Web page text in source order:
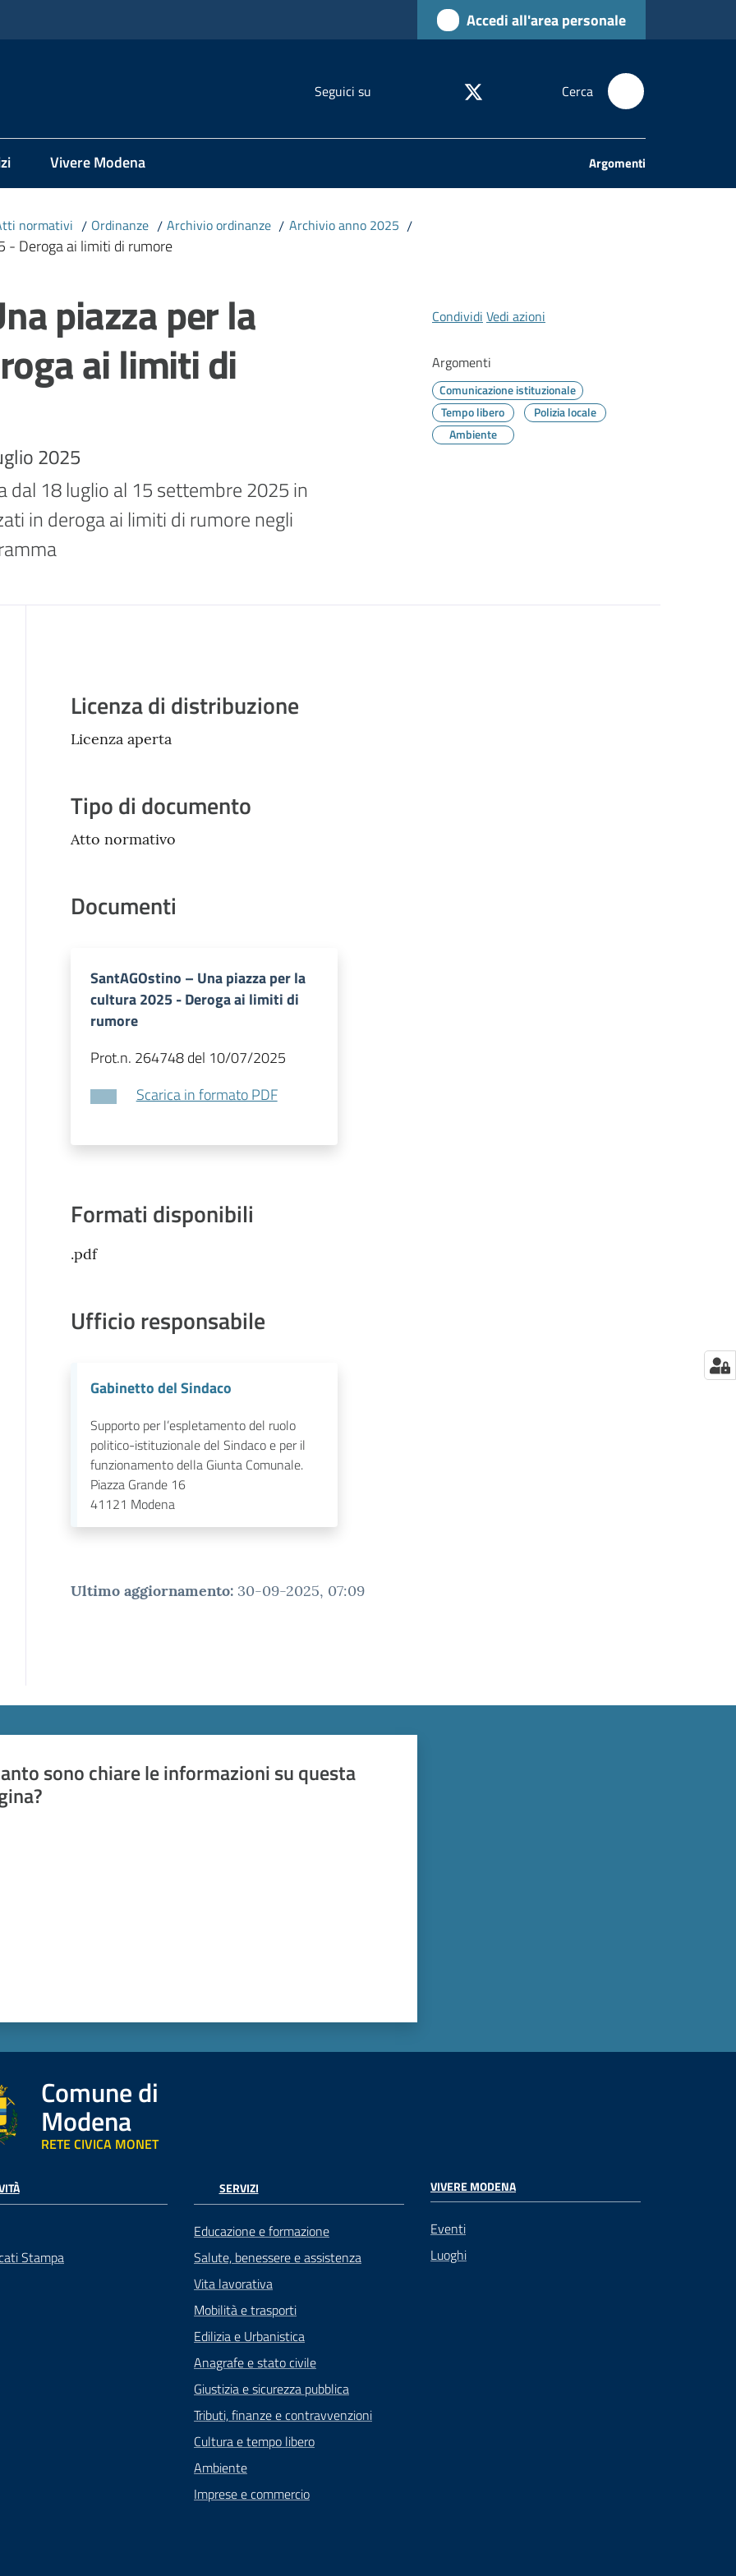
Accedi all'area personale
Seguici su Cerca
Vivere Modena Argomenti
normativi / Ordinanze / Archivio ordinanze / Archivio anno 2025 /
- Deroga ai limiti di rumore
piazza per la
ai limiti di
2025
dal 18 luglio al 15 settembre 2025 in
in deroga ai limiti di rumore negli
Condividi Vedi azioni
Argomenti
Comunicazione istituzionale
Tempo libero
Polizia locale
Ambiente
Descrizione
Licenza di distribuzione
Licenza aperta
Tipo di documento
Atto normativo
Documenti
SantAGOstino – Una piazza per la
cultura 2025 - Deroga ai limiti di
rumore
Prot.n. 264748 del 10/07/2025
Scarica in formato PDF
Formati disponibili
.pdf
Ufficio responsabile
Gabinetto del Sindaco
Supporto per l’espletamento del ruolo
politico-istituzionale del Sindaco e per il
funzionamento della Giunta Comunale.
Piazza Grande 16
41121 Modena
Ultimo aggiornamento: 30-09-2025, 07:09
sono chiare le informazioni su questa
Comune di
Modena
RETE CIVICA MONET
Stampa
SERVIZI
Educazione e formazione
Salute, benessere e assistenza
Vita lavorativa
Mobilità e trasporti
Edilizia e Urbanistica
Anagrafe e stato civile
Giustizia e sicurezza pubblica
Tributi, finanze e contravvenzioni
Cultura e tempo libero
Ambiente
Imprese e commercio
VIVERE MODENA
Eventi
Luoghi